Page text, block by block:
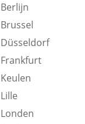
Berlijn
Brussel
Düsseldorf
Frankfurt
Keulen
Lille
Londen